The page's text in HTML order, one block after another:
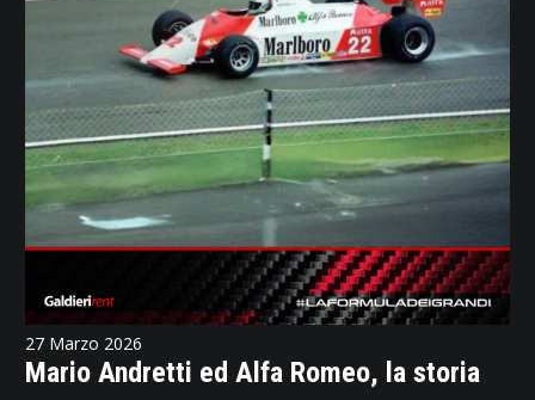
27 Marzo 2026
Mario Andretti ed Alfa Romeo, la storia